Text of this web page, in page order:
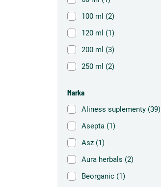
100 ml (2)
120 ml (1)
200 ml (3)
250 ml (2)
Marka
Aliness suplementy (39)
Asepta (1)
Asz (1)
Aura herbals (2)
Beorganic (1)